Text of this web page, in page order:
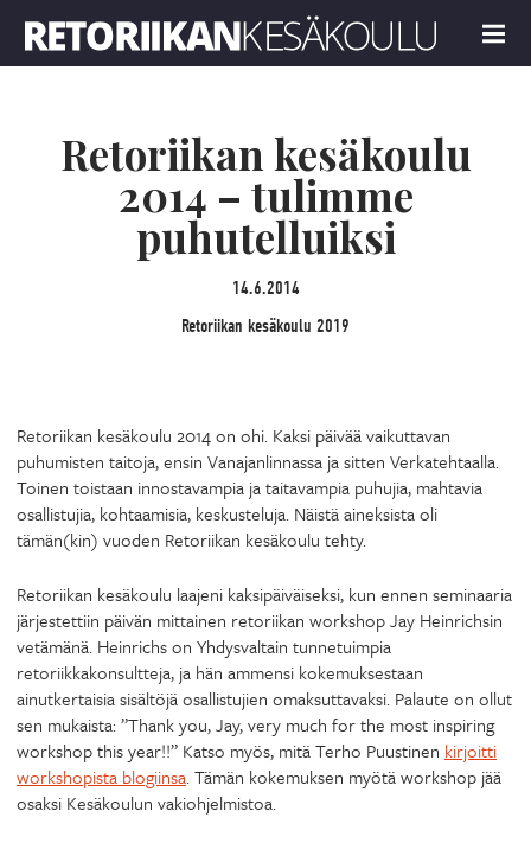
MENU
Retoriikan kesäkoulu
2014 – tulimme
puhutelluiksi
14.6.2014
Retoriikan kesäkoulu 2019
Retoriikan kesäkoulu 2014 on ohi. Kaksi päivää vaikuttavan
puhumisten taitoja, ensin Vanajanlinnassa ja sitten Verkatehtaalla.
Toinen toistaan innostavampia ja taitavampia puhujia, mahtavia
osallistujia, kohtaamisia, keskusteluja. Näistä aineksista oli
tämän(kin) vuoden Retoriikan kesäkoulu tehty.
Retoriikan kesäkoulu laajeni kaksipäiväiseksi, kun ennen seminaaria
järjestettiin päivän mittainen retoriikan workshop Jay Heinrichsin
vetämänä. Heinrichs on Yhdysvaltain tunnetuimpia
retoriikkakonsultteja, ja hän ammensi kokemuksestaan
ainutkertaisia sisältöjä osallistujien omaksuttavaksi. Palaute on ollut
sen mukaista: ”Thank you, Jay, very much for the most inspiring
workshop this year!!” Katso myös, mitä Terho Puustinen kirjoitti
workshopista blogiinsa. Tämän kokemuksen myötä workshop jää
osaksi Kesäkoulun vakiohjelmistoa.